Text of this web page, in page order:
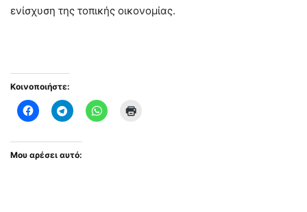
ενίσχυση της τοπικής οικονομίας.
Κοινοποιήστε:
Μου αρέσει αυτό: